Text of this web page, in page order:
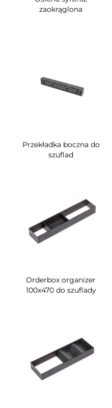
zaokrąglona
Przekładka boczna do
szuflad
Orderbox organizer
100x470 do szuflady